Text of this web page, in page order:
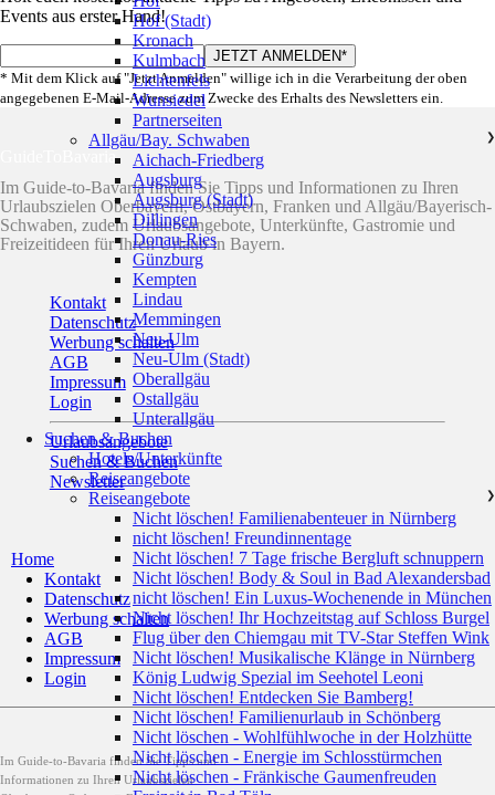
Events aus erster Hand!
* Mit dem Klick auf "Jetzt Anmelden" willige ich in die Verarbeitung der oben
angegebenen E-Mail-Adresse zum Zwecke des Erhalts des Newsletters ein.
GuideToBavaria
Im Guide-to-Bavaria finden Sie Tipps und Informationen zu Ihren
Urlaubszielen Oberbayern, Ostbayern, Franken und Allgäu/Bayerisch-
Schwaben, zudem Urlaubsangebote, Unterkünfte, Gastromie und
Freizeitideen für Ihren Urlaub in Bayern.
Kontakt
Datenschutz
Werbung schalten
AGB
Impressum
Login
Urlaubsangebote
Suchen & Buchen
Newsletter
Home
Kontakt
Datenschutz
Werbung schalten
AGB
Impressum
Login
Im Guide-to-Bavaria finden Sie Tipps und
Informationen zu Ihren Urlaubszielen
Hof (Stadt)
Kronach
Kulmbach
Lichtenfels
Wunsiedel
Partnerseiten
Allgäu/Bay. Schwaben
❯
Aichach-Friedberg
Augsburg
Augsburg (Stadt)
Dillingen
Donau-Ries
Günzburg
Kempten
Lindau
Memmingen
Neu-Ulm
Neu-Ulm (Stadt)
Oberallgäu
Ostallgäu
Unterallgäu
Suchen & Buchen
Hotels/Unterkünfte
Reiseangebote
Reiseangebote
❯
Nicht löschen! Familienabenteuer in Nürnberg
nicht löschen! Freundinnentage
Nicht löschen! 7 Tage frische Bergluft schnuppern
Nicht löschen! Body & Soul in Bad Alexandersbad
nicht löschen! Ein Luxus-Wochenende in München
Nicht löschen! Ihr Hochzeitstag auf Schloss Burgel
Flug über den Chiemgau mit TV-Star Steffen Wink
Nicht löschen! Musikalische Klänge in Nürnberg
König Ludwig Spezial im Seehotel Leoni
Nicht löschen! Entdecken Sie Bamberg!
Nicht löschen! Familienurlaub in Schönberg
Nicht löschen - Wohlfühlwoche in der Holzhütte
Nicht löschen - Energie im Schlosstürmchen
Nicht löschen - Fränkische Gaumenfreuden